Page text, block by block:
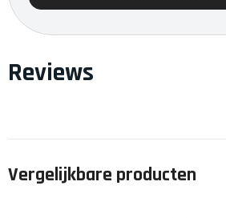
Reviews
Vergelijkbare producten